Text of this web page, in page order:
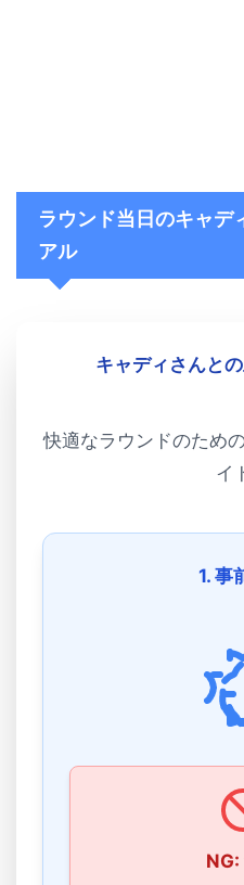
ラウンド当日のキャデ
アル
キャディさんと
快適なラウンドのため
イ
1. 事
NG: